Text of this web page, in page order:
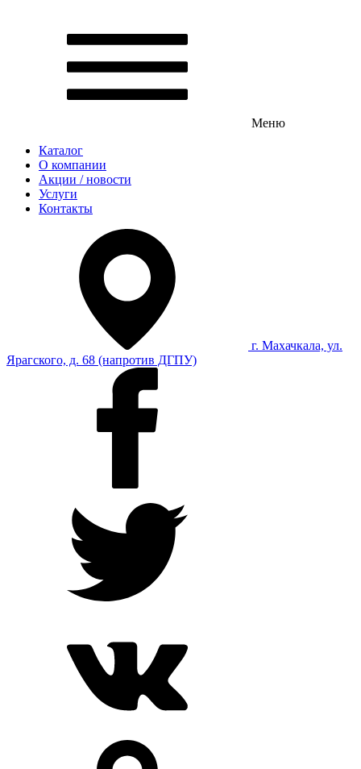
Меню
Каталог
О компании
Акции / новости
Услуги
Контакты
г. Махачкала, ул.
Ярагского, д. 68 (напротив ДГПУ)